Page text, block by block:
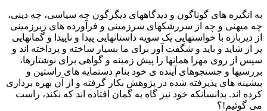
به انگیزه های گوناگون و دیدگاههای دیگرگون چه سیاسی، چه دینی،
چه میهنی و چه از سررشکهای سرزمینی و فرآورده های زیرزمینی
از دیربازه با خواستهایی یک سویه داستانهایی پیدا و ناپیدا و گمانهایی
پر از شاید و باید و شگفت آور برای ما بسیار ساخته و پرداخته اند و
سپس از روی مهرا همانها را پیش زمینه و گواهی برای نوشتارها،
بررسیها و جستجوهای آینده ی خود بنام دستمایه های راستین و
پیشینه های پذیرفته شده در پژوهش بکار گرفته و از آن بهره برداری
کرده اند. بدانسانکه خود نیز گاه به گمان افتاده اند که نکند، راست
می گوئیم!؟